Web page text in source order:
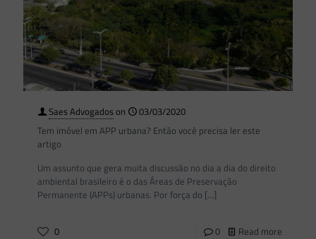
Saes Advogadoson
03/03/2020
Tem imóvel em APP urbana? Então você precisa ler este
artigo
Um assunto que gera muita discussão no dia a dia do direito
ambiental brasileiro é o das Áreas de Preservação
Permanente (APPs) urbanas. Por força do […]
0 0 Read more